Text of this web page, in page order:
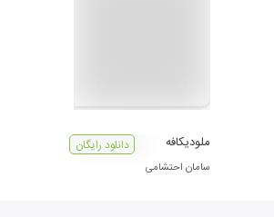
ملودیکافه
سامان احتشامی
دانلود رایگان